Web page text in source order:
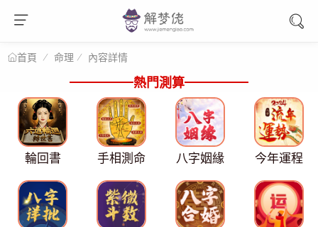
首頁 命理 內容詳情
熱門測算
輪回書 手相測命 八字姻緣 今年運程